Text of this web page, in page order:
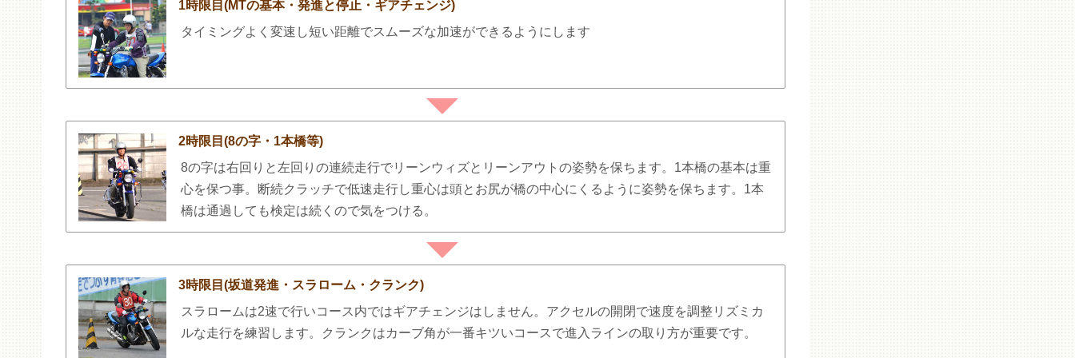
1時限目(MTの基本・発進と停止・ギアチェンジ)
タイミングよく変速し短い距離でスムーズな加速ができるようにします
2時限目(8の字・1本橋等)
8の字は右回りと左回りの連続走行でリーンウィズとリーンアウトの姿勢を保ちます。1本橋の基本は重
心を保つ事。断続クラッチで低速走行し重心は頭とお尻が橋の中心にくるように姿勢を保ちます。1本
橋は通過しても検定は続くので気をつける。
3時限目(坂道発進・スラローム・クランク)
スラロームは2速で行いコース内ではギアチェンジはしません。アクセルの開閉で速度を調整リズミカ
ルな走行を練習します。クランクはカーブ角が一番キツいコースで進入ラインの取り方が重要です。